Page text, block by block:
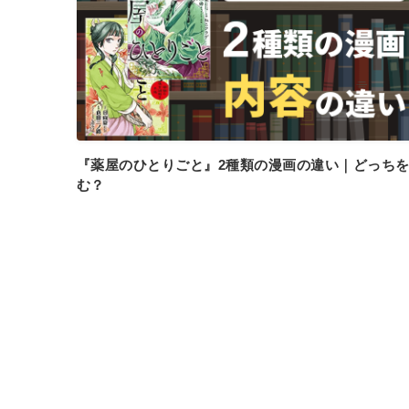
『薬屋のひとりごと』2種類の漫画の違い｜どっち
む？